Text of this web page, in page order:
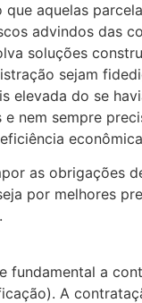
aquelas
advindos
soluções
sejam
do se
nem sempre
as obrigações
por melhores
a
A